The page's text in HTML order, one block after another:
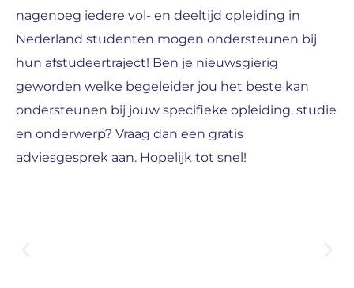
nagenoeg iedere vol- en deeltijd opleiding in
Nederland studenten mogen ondersteunen bij
hun afstudeertraject! Ben je nieuwsgierig
geworden welke begeleider jou het beste kan
ondersteunen bij jouw specifieke opleiding, studie
en onderwerp? Vraag dan een gratis
adviesgesprek aan. Hopelijk tot snel!